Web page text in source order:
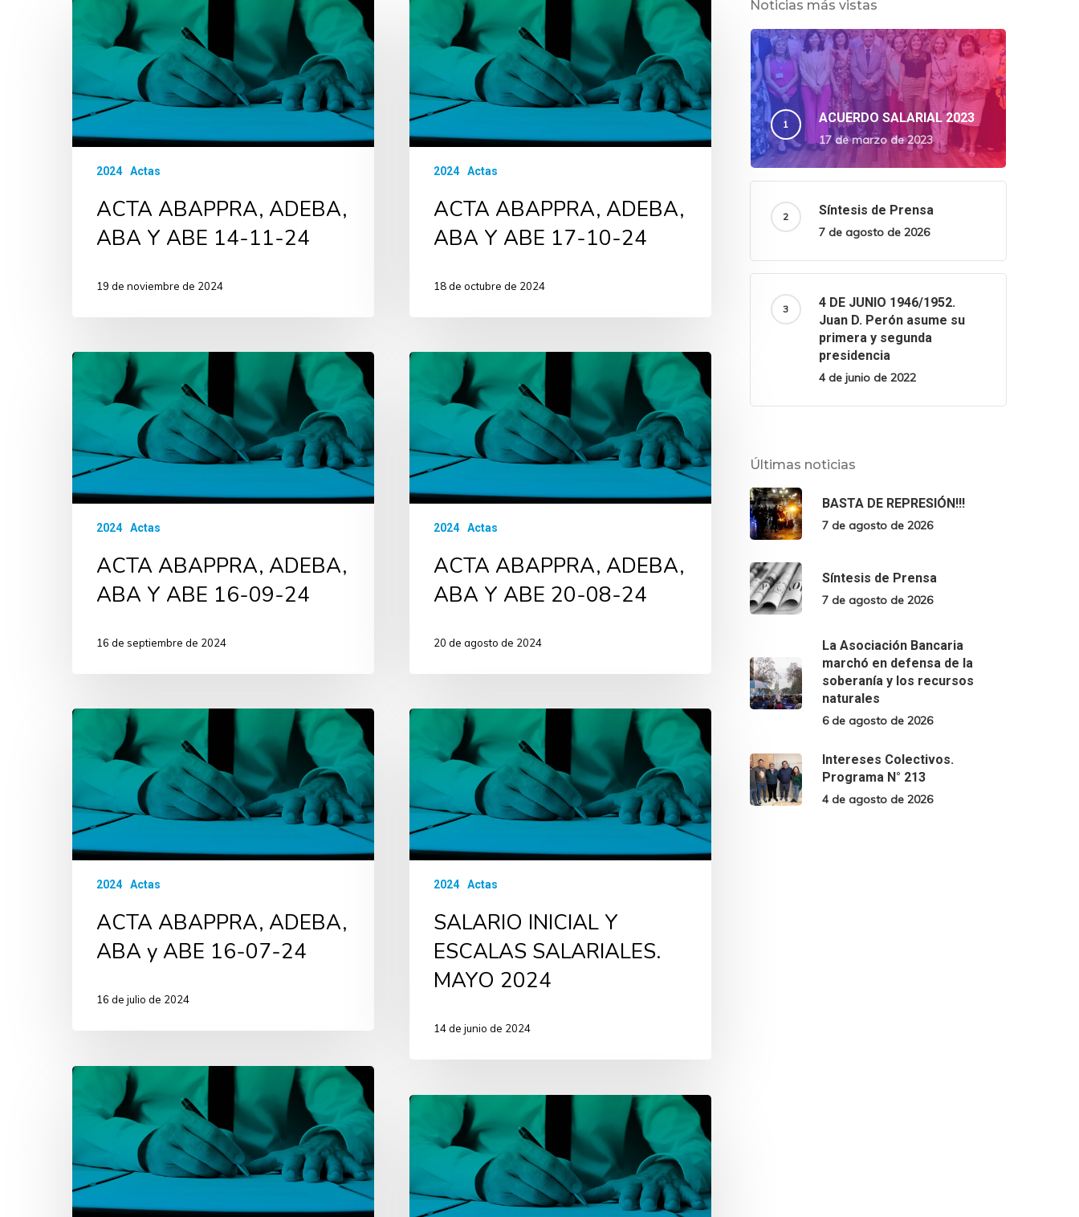
2024 Actas
ACTA ABAPPRA, ADEBA,
ABA Y ABE 14-11-24
19 de noviembre de 2024
2024 Actas
ACTA ABAPPRA, ADEBA,
ABA Y ABE 17-10-24
18 de octubre de 2024
2024 Actas
ACTA ABAPPRA, ADEBA,
ABA Y ABE 16-09-24
16 de septiembre de 2024
2024 Actas
ACTA ABAPPRA, ADEBA,
ABA Y ABE 20-08-24
20 de agosto de 2024
2024 Actas
ACTA ABAPPRA, ADEBA,
ABA y ABE 16-07-24
16 de julio de 2024
2024 Actas
SALARIO INICIAL Y
ESCALAS SALARIALES.
MAYO 2024
14 de junio de 2024
Noticias más vistas
ACUERDO SALARIAL 2023
17 de marzo de 2023
Síntesis de Prensa
7 de agosto de 2026
4 DE JUNIO 1946/1952.
Juan D. Perón asume su
primera y segunda
presidencia
4 de junio de 2022
Últimas noticias
BASTA DE REPRESIÓN!!!
7 de agosto de 2026
Síntesis de Prensa
7 de agosto de 2026
La Asociación Bancaria
marchó en defensa de la
soberanía y los recursos
naturales
6 de agosto de 2026
Intereses Colectivos.
Programa N° 213
4 de agosto de 2026